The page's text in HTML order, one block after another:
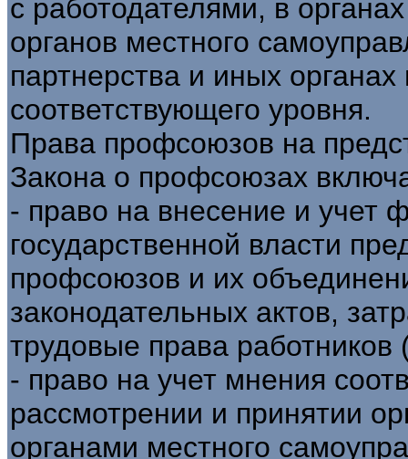
с работодателями, в
органов местного
партнерства и иных органах
соответствующего уровня.
Права профсоюзов на
Закона о профсоюзах
- право на внесение и учет
государственной власти
профсоюзов и их
законодательных актов,
трудовые права работников
- право на учет мнения
рассмотрении и принятии
органами местного